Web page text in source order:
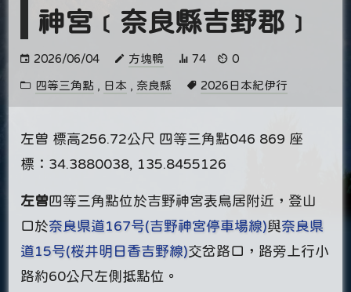
神宮﹝奈良縣吉野郡﹞
2026/06/04 方塊鴨 74 0
四等三角點 , 日本 , 奈良縣 2026日本紀伊行
左曽 標高256.72公尺 四等三角點046 869 座
標：34.3880038, 135.8455126
左曽四等三角點位於吉野神宮表鳥居附近，登山
口於奈良県道167号(吉野神宮停車場線)與奈良県
道15号(桜井明日香吉野線)交岔路口，路旁上行小
路約60公尺左側抵點位。